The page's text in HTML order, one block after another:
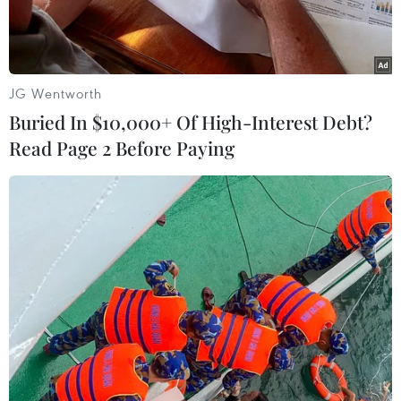
Khu vực có dấu chân của người tiền sử, (Nguồn:
discovermagazine.com)
Các nhà khoa học Anh vừa cho biết đã phát hiện
tại miền Đông nước này những dấu chân người
tiền sử ước tính sống cách đây 800.000 năm.
Bảo tàng Anh mới đây ra thông báo cho biết
theo công trình nghiên cứu, dấu vết này là bằng
JG Wentworth
Buried In $10,000+ Of High-Interest Debt?
Read Page 2 Before Paying